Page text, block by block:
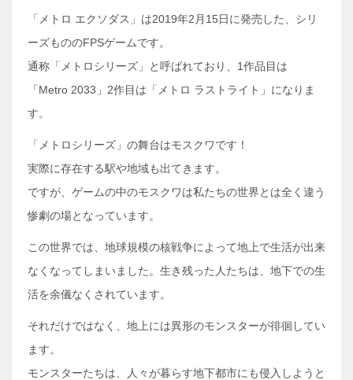
「メトロ エクソダス」は2019年2月15日に発売した、シリ
ーズもののFPSゲームです。
通称「メトロシリーズ」と呼ばれており、1作品目は
「Metro 2033」2作目は「メトロ ラストライト」になりま
す。
「メトロシリーズ」の舞台はモスクワです！
実際に存在する駅や地域も出てきます。
ですが、ゲームの中のモスクワは私たちの世界とは全く違う
惨劇の場となっています。
この世界では、地球規模の核戦争によって地上で生活が出来
なくなってしまいました。生き残った人たちは、地下での生
活を余儀なくされています。
それだけではなく、地上には異形のモンスターが徘徊してい
ます。
モンスターたちは、人々が暮らす地下都市にも侵入しようと